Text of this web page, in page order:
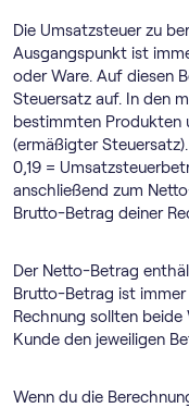
Die Umsatzsteuer zu
Ausgangspunkt ist
oder Ware. Auf diesen
Steuersatz auf. In den
bestimmten Produkten
(ermäßigter
0,19 =
anschließend zum
Brutto-Betrag deiner
Der Netto-Betrag
Brutto-Betrag ist immer
Rechnung sollten
Kunde den jeweiligen
Wenn du die